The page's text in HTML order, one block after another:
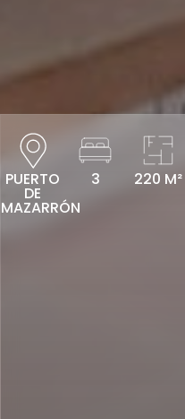
PUERTO
DE
MAZARRÓN
3 220 M²